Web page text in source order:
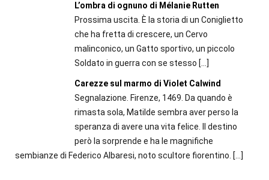
L’ombra di ognuno di Mélanie Rutten
Prossima uscita. È la storia di un Coniglietto
che ha fretta di crescere, un Cervo
malinconico, un Gatto sportivo, un piccolo
Soldato in guerra con se stesso […]
Carezze sul marmo di Violet Calwind
Segnalazione. Firenze, 1469. Da quando è
rimasta sola, Matilde sembra aver perso la
speranza di avere una vita felice. Il destino
però la sorprende e ha le magnifiche
sembianze di Federico Albaresi, noto scultore fiorentino. […]